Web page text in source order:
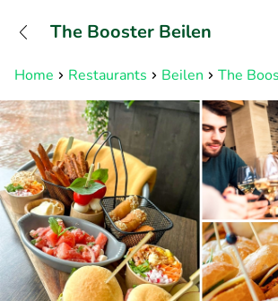
Home Restaurants Beilen The
The Booster Beilen